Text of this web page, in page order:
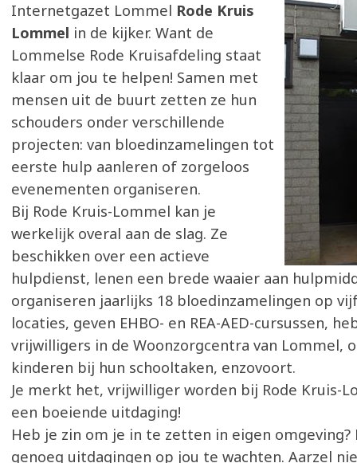
Internetgazet Lommel Rode Kruis
Lommel in de kijker. Want de
Lommelse Rode Kruisafdeling staat
klaar om jou te helpen! Samen met
mensen uit de buurt zetten ze hun
schouders onder verschillende
projecten: van bloedinzamelingen tot
eerste hulp aanleren of zorgeloos
evenementen organiseren.
Bij Rode Kruis-Lommel kan je
werkelijk overal aan de slag. Ze
beschikken over een actieve
hulpdienst, lenen een brede waaier aan
organiseren jaarlijks 18 bloedinzamelingen op
locaties, geven EHBO- en REA-AED-cursussen,
vrijwilligers in de Woonzorgcentra van Lommel,
kinderen bij hun schooltaken, enzovoort.
Je merkt het, vrijwilliger worden bij Rode Kruis-
een boeiende uitdaging!
Heb je zin om je in te zetten in eigen omgeving?
genoeg uitdagingen op jou te wachten. Aarzel